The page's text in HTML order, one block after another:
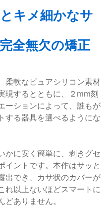
キメ細かなサ
全無欠の矯正
柔軟なピュアシリコン素材
現するとともに、２mm刻
ーションによって、誰もが
する器具を選べるようにな
かに安く簡単に、剥きグセ
イントです。本作はサッと
出でき、カサ状のカバーが
れ以上ないほどスマートに
ありません。